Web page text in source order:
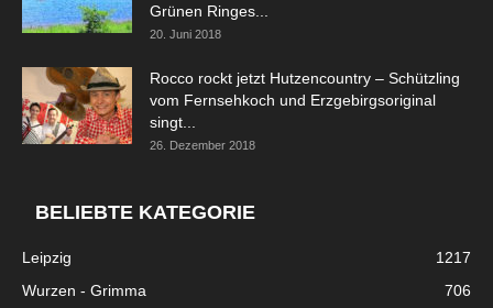
Grünen Ringes...
20. Juni 2018
Rocco rockt jetzt Hutzencountry – Schützling
vom Fernsehkoch und Erzgebirgsoriginal
singt...
26. Dezember 2018
BELIEBTE KATEGORIE
Leipzig
1217
Wurzen - Grimma
706